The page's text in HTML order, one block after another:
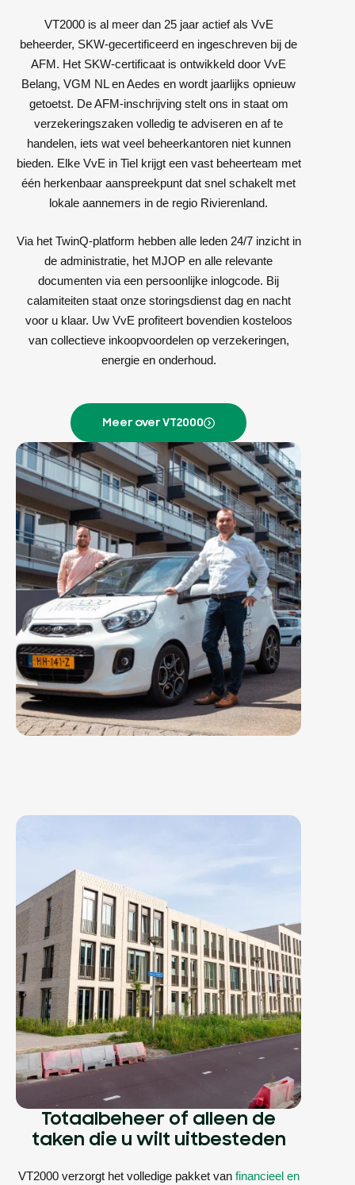
VT2000 is al meer dan 25 jaar actief als VvE
beheerder, SKW-gecertificeerd en ingeschreven bij de
AFM. Het SKW-certificaat is ontwikkeld door VvE
Belang, VGM NL en Aedes en wordt jaarlijks opnieuw
getoetst. De AFM-inschrijving stelt ons in staat om
verzekeringszaken volledig te adviseren en af te
handelen, iets wat veel beheerkantoren niet kunnen
bieden. Elke VvE in Tiel krijgt een vast beheerteam met
één herkenbaar aanspreekpunt dat snel schakelt met
lokale aannemers in de regio Rivierenland.
Via het TwinQ-platform hebben alle leden 24/7 inzicht in
de administratie, het MJOP en alle relevante
documenten via een persoonlijke inlogcode. Bij
calamiteiten staat onze storingsdienst dag en nacht
voor u klaar. Uw VvE profiteert bovendien kosteloos
van collectieve inkoopvoordelen op verzekeringen,
energie en onderhoud.
Meer over VT2000
Totaalbeheer of alleen de
taken die u wilt uitbesteden
VT2000 verzorgt het volledige pakket van financieel en